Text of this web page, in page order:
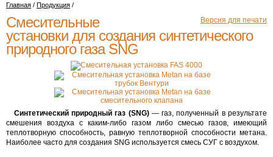
Главная / Продукция /
Версия для печати
Смесительные
установки для создания синтетического
природного газа SNG
Синтетический природный газ (SNG)— газ, полученный в результате
смешения воздуха с каким-либо газом либо смесью газов, имеющий
теплотворную способность, равную теплотворной способности метана.
Наиболее часто для создания SNG используется смесь СУГ с воздухом.